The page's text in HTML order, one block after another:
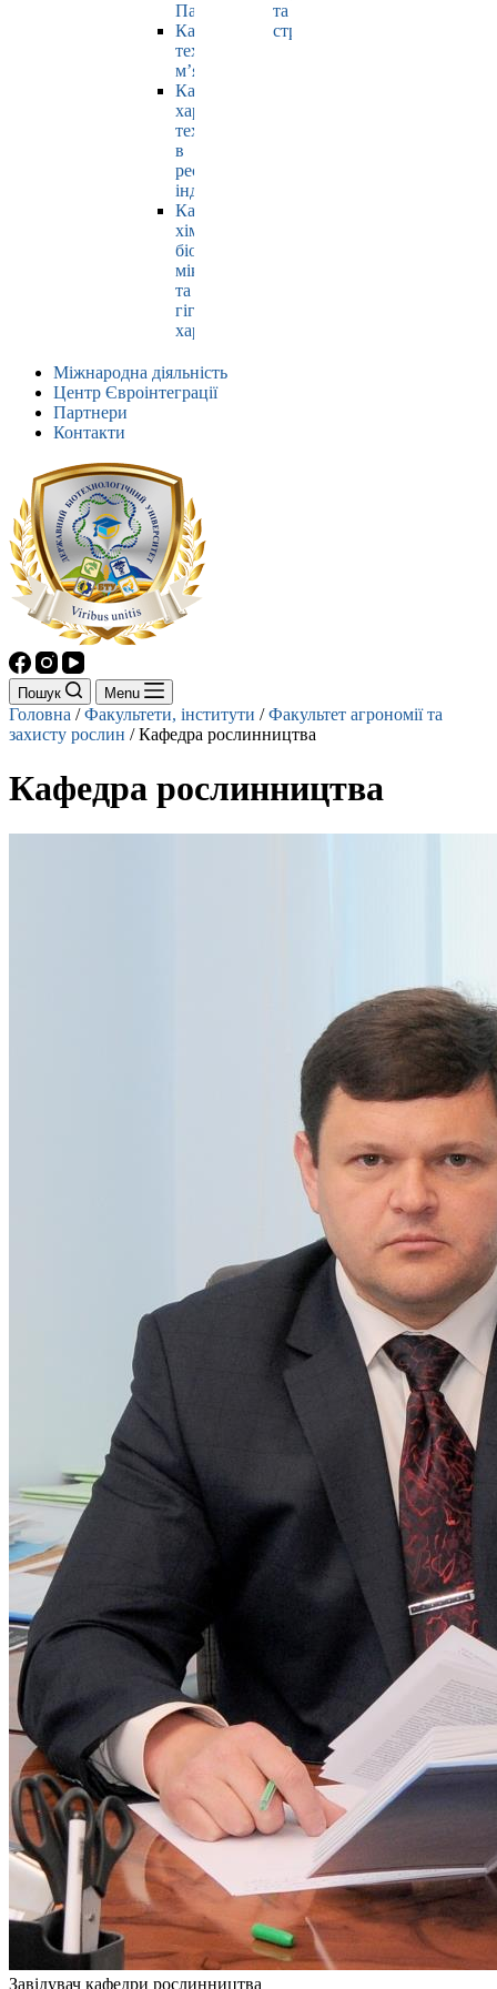
Павлюк
Кафедра
технології
м’яса
Кафедра
харчових
технологій
в
ресторанній
індустрії
Кафедра
хімії,
біохімії,
мікробіології
та
гігієни
харчування
та
страхування
Міжнародна діяльність
Центр Євроінтеграції
Партнери
Контакти
Пошук Menu
Головна /Факультети, інститути /Факультет агрономії та
захисту рослин /Кафедра рослинництва
Кафедра рослинництва
Завідувач кафедри рослинництва